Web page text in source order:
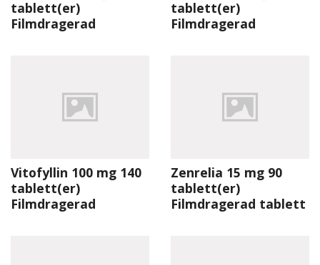
tablett(er)
Filmdragerad
tablett(er)
Filmdragerad
Vitofyllin 100 mg 140
tablett(er)
Filmdragerad
Zenrelia 15 mg 90
tablett(er)
Filmdragerad tablett